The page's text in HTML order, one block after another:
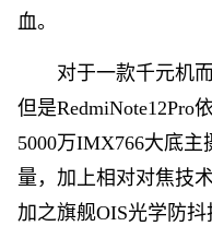
血。
对于一款千元机
但是RedmiNote12Pro
5000万IMX766大底
量，加上相对对焦技
加之旗舰OIS光学防